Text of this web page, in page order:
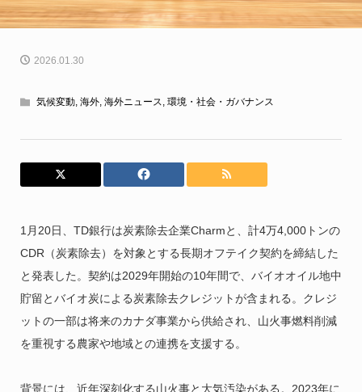
2026.01.30
気候変動, 海外, 海外ニュース 環境・社会・ガバナンス
1月20日、TD銀行は炭素除去企業Charmと、計4万4,000トンの
CDR（炭素除去）を対象とする長期オフテイク契約を締結した
と発表した。契約は2029年開始の10年間で、バイオオイル地中
貯留とバイオ炭による炭素除去クレジットが含まれる。クレジ
ットの一部は将来のカナダ事業から供給され、山火事燃料削減
を重視する農家や地域との連携を支援する。
背景には、近年深刻化する山火事と大気汚染がある。2023年に